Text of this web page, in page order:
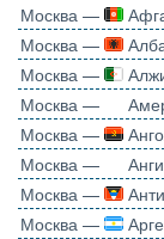
Москва —
Москва —
Москва —
Москва —
Москва —
Москва —
Москва —
Москва —